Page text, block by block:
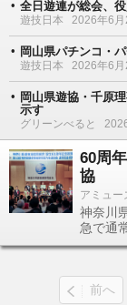
全日遊連が総会、
遊技日本 2026年6月
岡山県パチンコ・
遊技日本 2026年6月
岡山県遊協・千原
示す
グリーンべると
60周
協
アミュー
神奈川
急で通
前へ